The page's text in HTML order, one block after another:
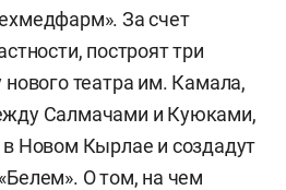
За счет
построят три
нового театра им. Камала,
Салмачами и Куюками,
в Новом Кырлае и создадут
О том, на чем